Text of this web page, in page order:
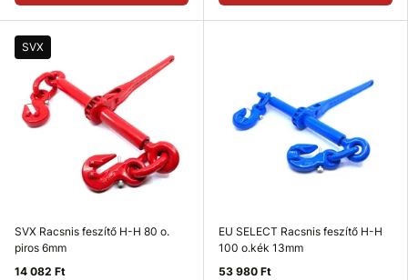
SVX
SVX Racsnis feszítő H-H 80 o.
piros 6mm
14 082 Ft
EU SELECT Racsnis feszítő H-H
100 o.kék 13mm
53 980 Ft